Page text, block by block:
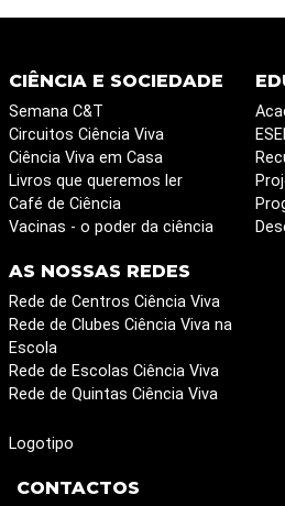
CIÊNCIA E SOCIEDADE
Semana C&T
Circuitos Ciência Viva
Ciência Viva em Casa
Livros que queremos ler
Café de Ciência
Vacinas - o poder da ciência
AS NOSSAS REDES
Rede de Centros Ciência Viva
Rede de Clubes Ciência Viva na
Escola
Rede de Escolas Ciência Viva
Rede de Quintas Ciência Viva
Logotipo
CONTACTOS